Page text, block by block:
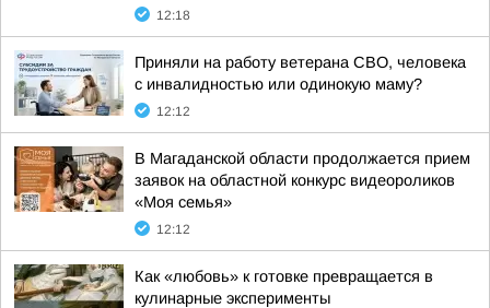
12:18
Приняли на работу ветерана СВО, человека
с инвалидностью или одинокую маму?
12:12
В Магаданской области продолжается прием
заявок на областной конкурс видеороликов
«Моя семья»
12:12
Как «любовь» к готовке превращается в
кулинарные эксперименты